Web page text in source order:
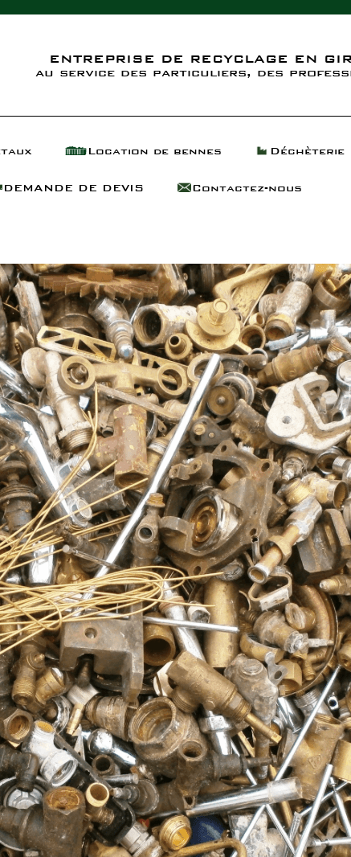
ENTREPRISE DE RECYCLAGE EN
au service des particuliers, des
Location de bennes Déchèterie
DEMANDE DE DEVIS Contactez-nous